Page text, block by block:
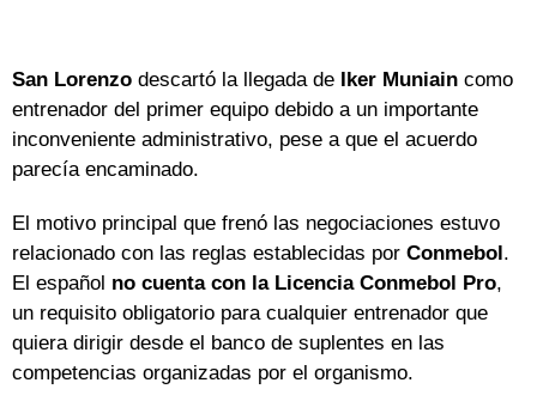
San Lorenzo descartó la llegada de Iker Muniain como
entrenador del primer equipo debido a un importante
inconveniente administrativo, pese a que el acuerdo
parecía encaminado.
El motivo principal que frenó las negociaciones estuvo
relacionado con las reglas establecidas por Conmebol.
El español no cuenta con la Licencia Conmebol Pro,
un requisito obligatorio para cualquier entrenador que
quiera dirigir desde el banco de suplentes en las
competencias organizadas por el organismo.